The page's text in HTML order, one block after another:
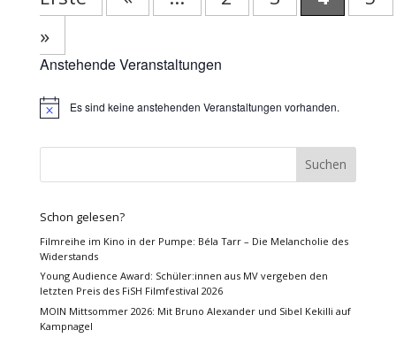
»
Anstehende Veranstaltungen
HinweisEs sind keine anstehenden Veranstaltungen vorhanden.
Schon gelesen?
Filmreihe im Kino in der Pumpe: Béla Tarr – Die Melancholie des
Widerstands
Young Audience Award: Schüler:innen aus MV vergeben den
letzten Preis des FiSH Filmfestival 2026
MOIN Mittsommer 2026: Mit Bruno Alexander und Sibel Kekilli auf
Kampnagel